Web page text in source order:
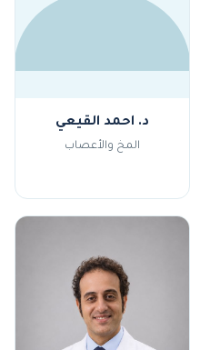
د. احمد القيعي
المخ والأعصاب